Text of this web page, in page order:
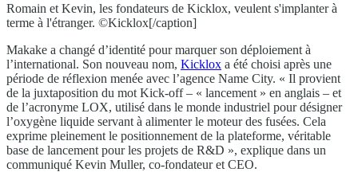
Romain et Kevin, les fondateurs de Kicklox, veulent s'implanter à
terme à l'étranger. ©Kicklox[/caption]
Makake a changé d’identité pour marquer son déploiement à
l’international. Son nouveau nom, Kicklox a été choisi après une
période de réflexion menée avec l’agence Name City. « Il provient
de la juxtaposition du mot Kick-off – « lancement » en anglais – et
de l’acronyme LOX, utilisé dans le monde industriel pour désigner
l’oxygène liquide servant à alimenter le moteur des fusées. Cela
exprime pleinement le positionnement de la plateforme, véritable
base de lancement pour les projets de R&D », explique dans un
communiqué Kevin Muller, co-fondateur et CEO.